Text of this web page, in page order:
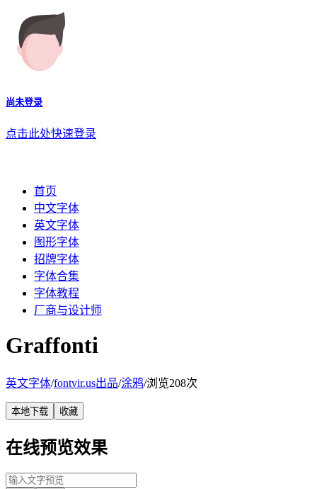
尚未登录
点击此处快速登录
首页
中文字体
英文字体
图形字体
招牌字体
字体合集
字体教程
厂商与设计师
Graffonti
英文字体/fontvir.us出品/涂鸦/浏览208次
本地下载 收藏
在线预览效果